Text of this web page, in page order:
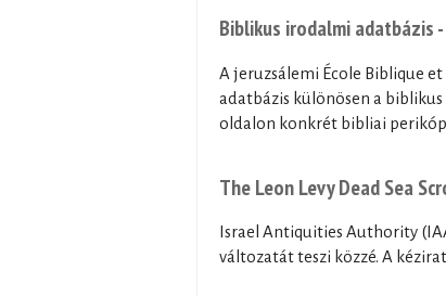
Biblikus irodalmi adatbázis
A jeruzsálemi École Biblique
adatbázis különösen a
oldalon konkrét bibliai
The Leon Levy Dead Sea
Israel Antiquities Authority
változatát teszi közzé. A